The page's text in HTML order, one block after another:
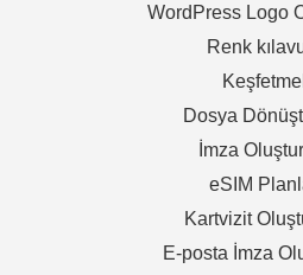
WordPress Logo
Renk
Dosya
İmza
eSIM
Kartvizit
E-posta İmza